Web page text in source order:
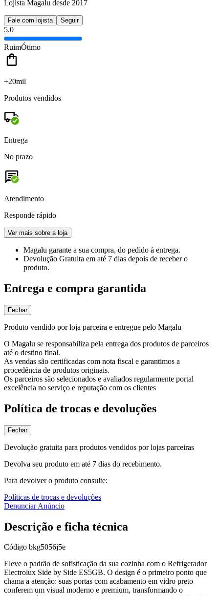
Lojista Magalu desde 2017
Fale com lojista Seguir
5.0
RuimÓtimo
+20mil
Produtos vendidos
Entrega
No prazo
Atendimento
Responde rápido
Ver mais sobre a loja
Magalu garante a sua compra, do pedido à entrega.
Devolução Gratuita em até 7 dias depois de receber o
produto.
Entrega e compra garantida
Fechar
Produto vendido por loja parceira e entregue pelo Magalu
O Magalu se responsabiliza pela entrega dos produtos de parceiros
até o destino final.
As vendas são certificadas com nota fiscal e garantimos a
procedência de produtos originais.
Os parceiros são selecionados e avaliados regularmente portal
excelência no serviço e reputação com os clientes
Política de trocas e devoluções
Fechar
Devolução gratuita para produtos vendidos por lojas parceiras
Devolva seu produto em até 7 dias do recebimento.
Para devolver o produto consulte:
Políticas de trocas e devoluções
Denunciar Anúncio
Descrição e ficha técnica
Código bkg5056j5e
Eleve o padrão de sofisticação da sua cozinha com o Refrigerador
Electrolux Side by Side ES5GB. O design é o primeiro ponto que
chama a atenção: suas portas com acabamento em vidro preto
conferem um visual moderno e premium, transformando o